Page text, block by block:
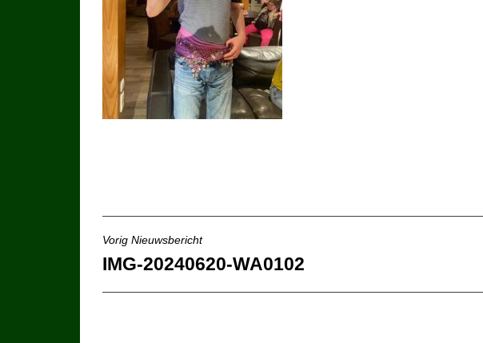
Bericht
navigatie
Vorig Nieuwsbericht
IMG-20240620-WA0102